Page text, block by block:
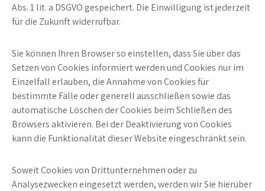
Abs. 1 lit. a DSGVO gespeichert. Die Einwilligung ist jederzeit
für die Zukunft widerrufbar.
Sie können Ihren Browser so einstellen, dass Sie über das
Setzen von Cookies informiert werden und Cookies nur im
Einzelfall erlauben, die Annahme von Cookies für
bestimmte Fälle oder generell ausschließen sowie das
automatische Löschen der Cookies beim Schließen des
Browsers aktivieren. Bei der Deaktivierung von Cookies
kann die Funktionalität dieser Website eingeschränkt sein.
Soweit Cookies von Drittunternehmen oder zu
Analysezwecken eingesetzt werden, werden wir Sie hierüber